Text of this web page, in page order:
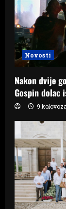
Novosti
Nakon dvije
Gospin dolac
9